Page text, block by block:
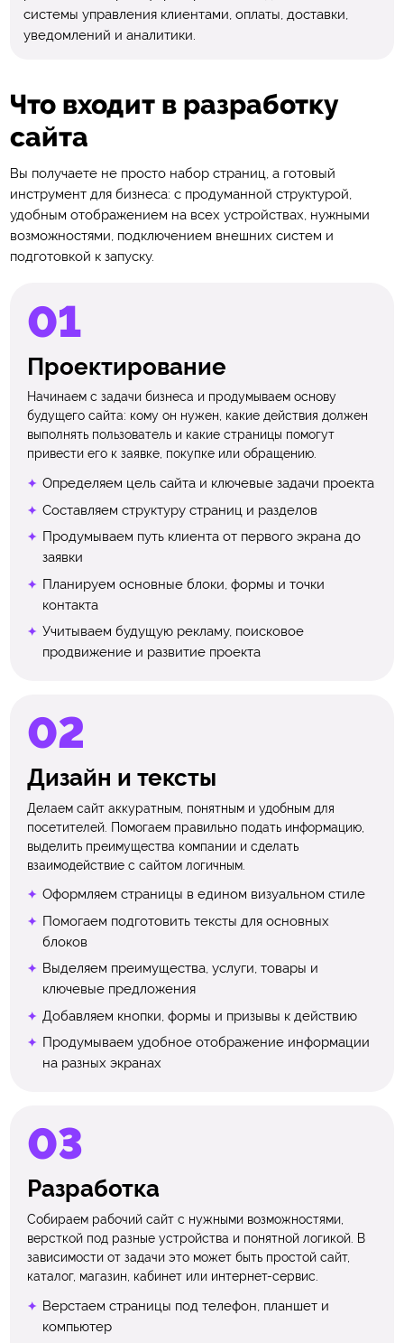
системы управления клиентами, оплаты, доставки,
уведомлений и аналитики.
Что входит в разработку
сайта
Вы получаете не просто набор страниц, а готовый
инструмент для бизнеса: с продуманной структурой,
удобным отображением на всех устройствах, нужными
возможностями, подключением внешних систем и
подготовкой к запуску.
Проектирование
Начинаем с задачи бизнеса и продумываем основу
будущего сайта: кому он нужен, какие действия должен
выполнять пользователь и какие страницы помогут
привести его к заявке, покупке или обращению.
Определяем цель сайта и ключевые задачи проекта
Составляем структуру страниц и разделов
Продумываем путь клиента от первого экрана до
заявки
Планируем основные блоки, формы и точки
контакта
Учитываем будущую рекламу, поисковое
продвижение и развитие проекта
Дизайн и тексты
Делаем сайт аккуратным, понятным и удобным для
посетителей. Помогаем правильно подать информацию,
выделить преимущества компании и сделать
взаимодействие с сайтом логичным.
Оформляем страницы в едином визуальном стиле
Помогаем подготовить тексты для основных
блоков
Выделяем преимущества, услуги, товары и
ключевые предложения
Добавляем кнопки, формы и призывы к действию
Продумываем удобное отображение информации
на разных экранах
Разработка
Собираем рабочий сайт с нужными возможностями,
версткой под разные устройства и понятной логикой. В
зависимости от задачи это может быть простой сайт,
каталог, магазин, кабинет или интернет-сервис.
Верстаем страницы под телефон, планшет и
компьютер